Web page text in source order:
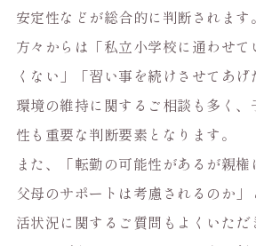
安定性などが総合的に判断されます
方々からは「私立小学校に通わせて
くない」「習い事を続けさせてあ
環境の維持に関するご相談も多く
性も重要な判断要素となります。
また、「転勤の可能性があるが親
父母のサポートは考慮されるのか」
活状況に関するご質問もよくいた